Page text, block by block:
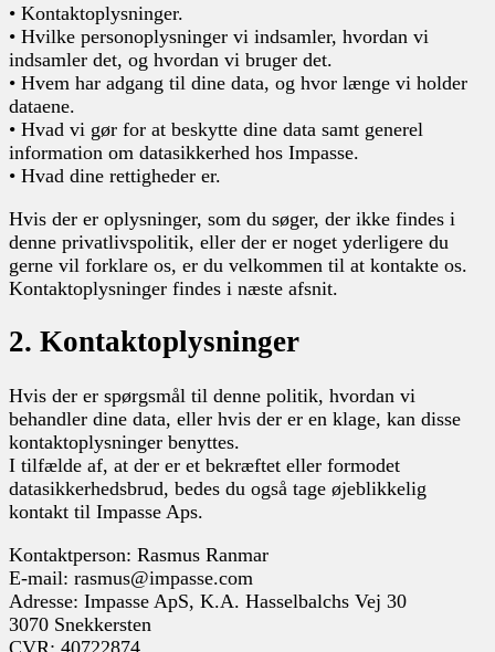
• Kontaktoplysninger.
• Hvilke personoplysninger vi indsamler, hvordan vi
indsamler det, og hvordan vi bruger det.
• Hvem har adgang til dine data, og hvor længe vi holder
dataene.
• Hvad vi gør for at beskytte dine data samt generel
information om datasikkerhed hos Impasse.
• Hvad dine rettigheder er.
Hvis der er oplysninger, som du søger, der ikke findes i
denne privatlivspolitik, eller der er noget yderligere du
gerne vil forklare os, er du velkommen til at kontakte os.
Kontaktoplysninger findes i næste afsnit.
2. Kontaktoplysninger
Hvis der er spørgsmål til denne politik, hvordan vi
behandler dine data, eller hvis der er en klage, kan disse
kontaktoplysninger benyttes.
I tilfælde af, at der er et bekræftet eller formodet
datasikkerhedsbrud, bedes du også tage øjeblikkelig
kontakt til Impasse Aps.
Kontaktperson: Rasmus Ranmar
E-mail: rasmus@impasse.com
Adresse: Impasse ApS, K.A. Hasselbalchs Vej 30
3070 Snekkersten
CVR: 40722874